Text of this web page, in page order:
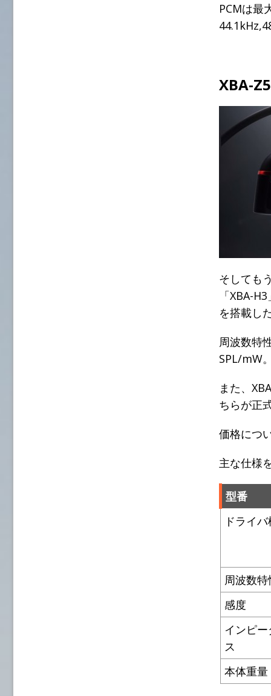
PCMは最
XBA-Z5
そしても
「XBA-
を搭載し
周波数特
SPL/mW。
また、
ちらが正
価格につ
主な仕様
型番
ドライ
周波数特
感度
インピー
ス
本体重量